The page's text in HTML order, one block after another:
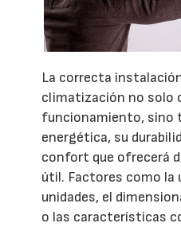
La correcta
climatización no solo
funcionamiento, sino
energética, su
confort que ofrecerá
útil. Factores como la
unidades, el
o las características